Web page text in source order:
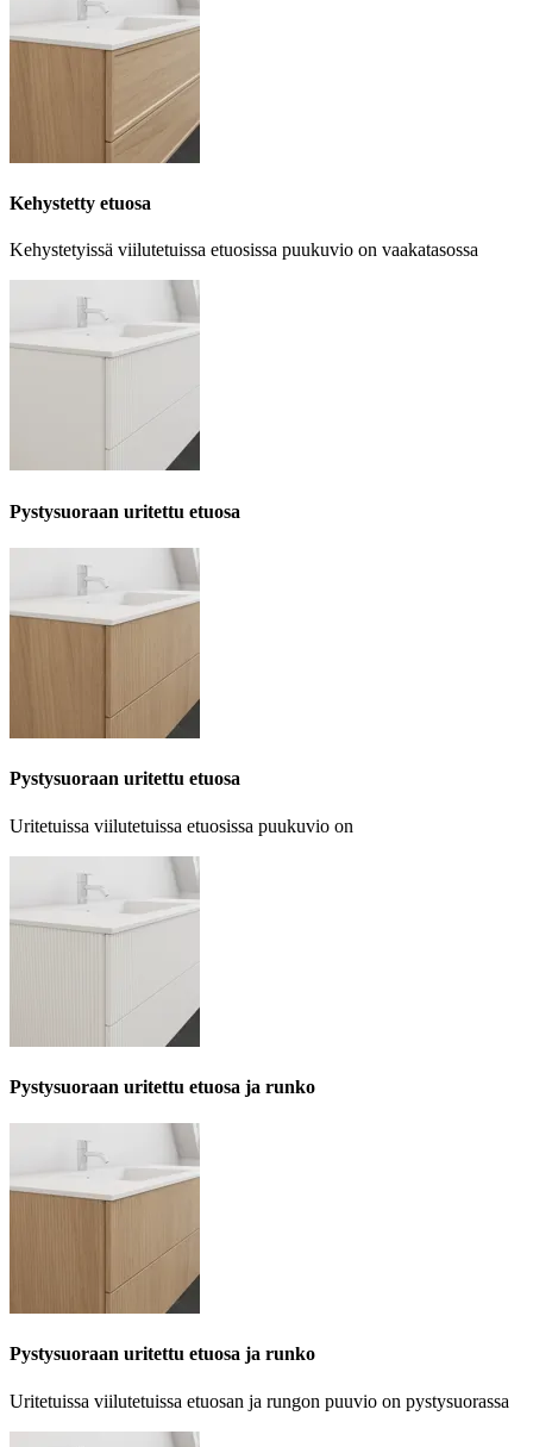
Kehystetty etuosa
Kehystetyissä viilutetuissa etuosissa puukuvio on vaakatasossa
Pystysuoraan uritettu etuosa
Pystysuoraan uritettu etuosa
Uritetuissa viilutetuissa etuosissa puukuvio on
Pystysuoraan uritettu etuosa ja runko
Pystysuoraan uritettu etuosa ja runko
Uritetuissa viilutetuissa etuosan ja rungon puuvio on pystysuorassa